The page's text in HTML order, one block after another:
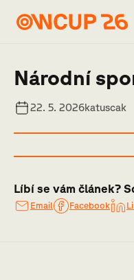
Národní
22. 5. 2026katuscak
Líbí se vám článek?
Email Facebook